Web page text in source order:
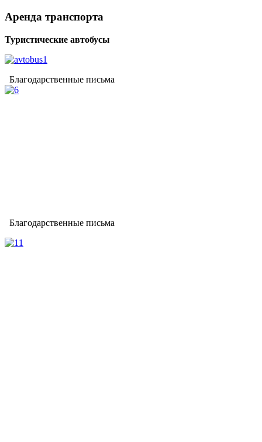
Аренда транспорта
Туристические автобусы
Благодарственные письма
Благодарственные письма